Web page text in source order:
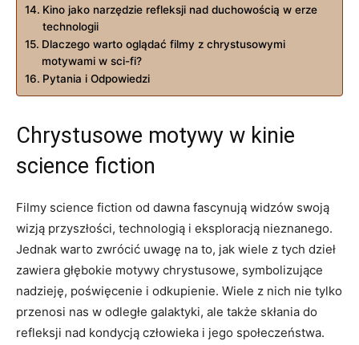
Kino jako narzędzie refleksji nad duchowością w erze
technologii
Dlaczego warto oglądać filmy z chrystusowymi
motywami w sci-fi?
Pytania i Odpowiedzi
Chrystusowe motywy w kinie
science fiction
Filmy science fiction od dawna fascynują widzów swoją
wizją przyszłości, technologią i eksploracją nieznanego.
Jednak warto zwrócić uwagę na to, jak wiele z tych dzieł
zawiera głębokie motywy chrystusowe, symbolizujące
nadzieję, poświęcenie i odkupienie. Wiele z nich nie tylko
przenosi nas w odległe galaktyki, ale także skłania do
refleksji nad kondycją człowieka i jego społeczeństwa.